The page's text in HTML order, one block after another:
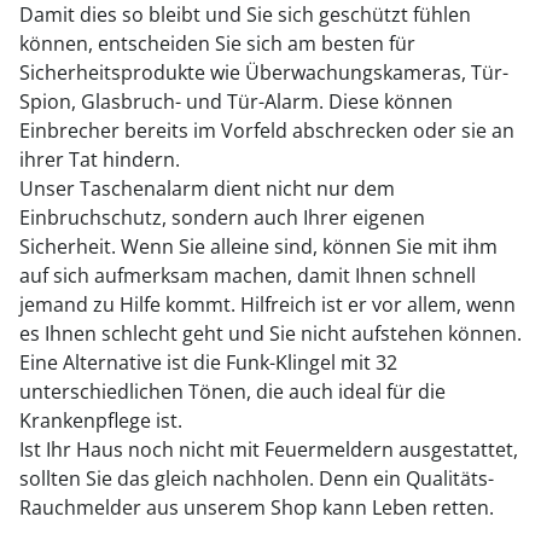
Damit dies so bleibt und Sie sich geschützt fühlen
können, entscheiden Sie sich am besten für
Sicherheitsprodukte wie Überwachungskameras, Tür-
Spion, Glasbruch- und Tür-Alarm. Diese können
Einbrecher bereits im Vorfeld abschrecken oder sie an
ihrer Tat hindern.
Unser Taschenalarm dient nicht nur dem
Einbruchschutz, sondern auch Ihrer eigenen
Sicherheit. Wenn Sie alleine sind, können Sie mit ihm
auf sich aufmerksam machen, damit Ihnen schnell
jemand zu Hilfe kommt. Hilfreich ist er vor allem, wenn
es Ihnen schlecht geht und Sie nicht aufstehen können.
Eine Alternative ist die Funk-Klingel mit 32
unterschiedlichen Tönen, die auch ideal für die
Krankenpflege ist.
Ist Ihr Haus noch nicht mit Feuermeldern ausgestattet,
sollten Sie das gleich nachholen. Denn ein Qualitäts-
Rauchmelder aus unserem Shop kann Leben retten.